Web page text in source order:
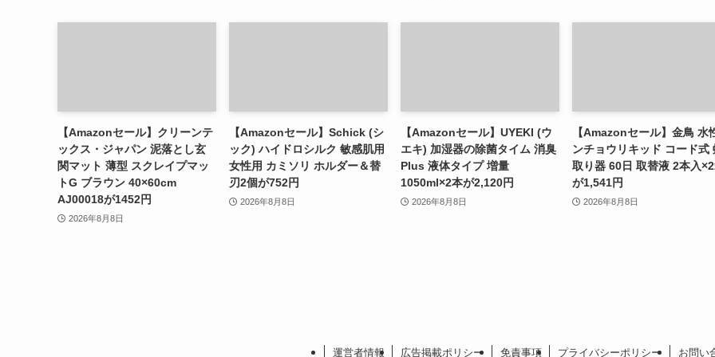
【Amazonセール】クリーンテ
ックス・ジャパン 泥落とし玄
関マット 薄型 スクレイプマッ
トG ブラウン 40×60cm
AJ00018が1452円
2026年8月8日
【Amazonセール】Schick (シ
ック) ハイドロシルク 敏感肌用
女性用 カミソリ ホルダー＆替
刃2個が752円
2026年8月8日
【Amazonセール】UYEKI (ウ
エキ) 加湿器の除菌タイム 消臭
Plus 液体タイプ 増量
1050ml×2本が2,120円
2026年8月8日
【Amazonセール】金鳥 水
ンチョウリキッド コード式
取り器 60日 取替液 2本入
が1,541円
2026年8月8日
運営者情報 広告掲載ポリシー 免責事項 プライバシーポリシー お問い